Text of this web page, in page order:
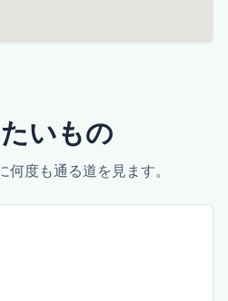
いもの
度も通る道を見ます。